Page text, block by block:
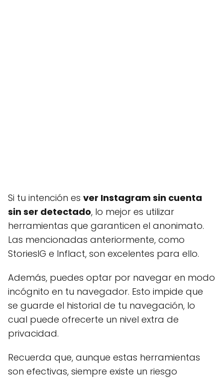
Si tu intención es ver Instagram sin cuenta
sin ser detectado, lo mejor es utilizar
herramientas que garanticen el anonimato.
Las mencionadas anteriormente, como
StoriesIG e Inflact, son excelentes para ello.
Además, puedes optar por navegar en modo
incógnito en tu navegador. Esto impide que
se guarde el historial de tu navegación, lo
cual puede ofrecerte un nivel extra de
privacidad.
Recuerda que, aunque estas herramientas
son efectivas, siempre existe un riesgo